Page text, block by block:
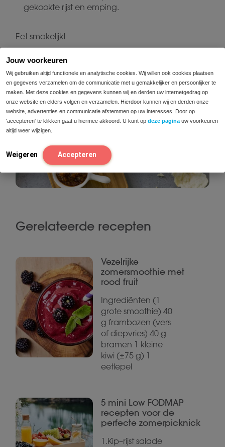
Jouw voorkeuren
Wij gebruiken altijd functionele en analytische cookies. Wij willen ook cookies plaatsen
en gegevens verzamelen om de communicatie met u gemakkelijker en persoonlijker te
maken. Met deze cookies en gegevens kunnen wij en derden uw internetgedrag op
onze website en elders volgen en verzamelen. Hierdoor kunnen wij en derden onze
website, advertenties en communicatie afstemmen op uw interesses. Door op
'accepteren' te klikken gaat u hiermee akkoord. U kunt op deze pagina uw voorkeuren
altijd weer wijzigen.
Weigeren Accepteren
gekookte rijst en emping.
Eet smakelijk!
Gerelateerde recepten
Vezelrijke
zomersmoothie met
rood fruit
Ingrediënten (1
grote smoothie) 40
g frambozen (vers
of diepvries) 40 g
bramen 1 kleine
kiwi (±75 g) 1
eetlepel
5 mini Low FODMAP
recepten voor de
perfecte zomerpicknick
1.Kip–rijst salade